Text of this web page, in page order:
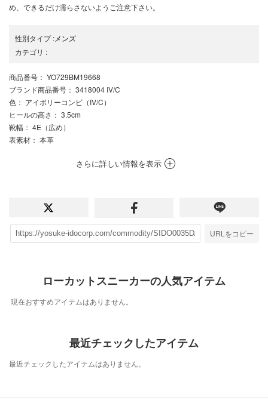
め、できるだけ濡らさないようご注意下さい。
性別タイプ:メンズ
カテゴリ :
商品番号 ： YO729BM19668
ブランド商品番号 ： 3418004 IV/C
色 ： アイボリーコンビ（IV/C）
ヒールの高さ ： 3.5cm
靴幅 ： 4E（広め）
表素材 ： 本革
さらに詳しい情報を表示
URLをコピー
ローカットスニーカーの人気アイテム
現在おすすめアイテムはありません。
最近チェックしたアイテム
最近チェックしたアイテムはありません。